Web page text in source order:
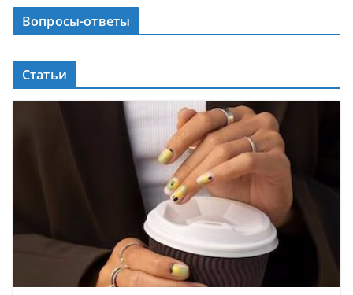
Вопросы-ответы
Статьи